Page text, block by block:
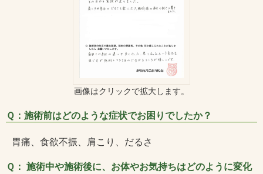
画像はクリックで拡大します。
Ｑ：施術前はどのような症状でお困りでしたか？
胃痛、食欲不振、肩こり、だるさ
Ｑ： 施術中や施術後に、お体やお気持ちはどのように変化